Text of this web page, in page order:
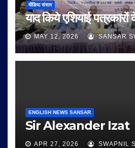
मीडिया संसार
याद किये एशियाई
MAY 12, 2026 SANSAR
ENGLISH NEWS SANSAR
Sir Alexander Izat
APR 27, 2026 SWAPNIL